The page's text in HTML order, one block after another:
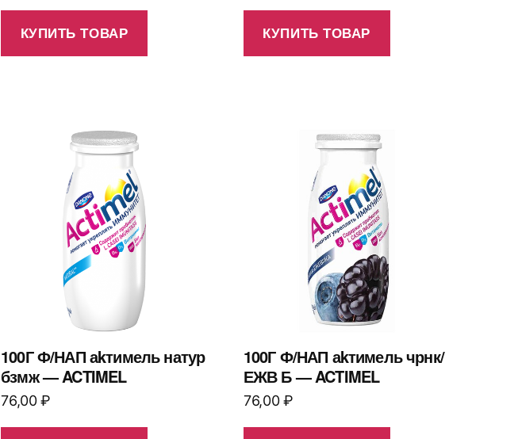
КУПИТЬ ТОВАР КУПИТЬ ТОВАР
100Г Ф/НАП аkтимель натур
бзмж — ACTIMEL
76,00₽
100Г Ф/НАП аkтимель чрнк/
ЕЖВ Б — ACTIMEL
76,00₽